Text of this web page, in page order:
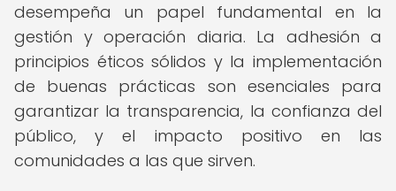
desempeña un papel fundamental en la
gestión y operación diaria. La adhesión a
principios éticos sólidos y la implementación
de buenas prácticas son esenciales para
garantizar la transparencia, la confianza del
público, y el impacto positivo en las
comunidades a las que sirven.